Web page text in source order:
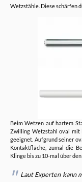
Wetzstähle. Diese schärfen
Beim Wetzen auf hartem
Zwilling Wetzstahl oval mit
geeignet. Aufgrund seiner
Kontaktfläche, zumal die
Klinge bis zu 10-mal über
Laut Experten kann